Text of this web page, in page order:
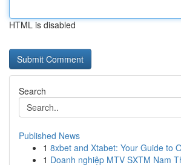
HTML is disabled
Search
Published News
1 8xbet and Xtabet: Your Guide to
1 Doanh nghiệp MTV SXTM Nam